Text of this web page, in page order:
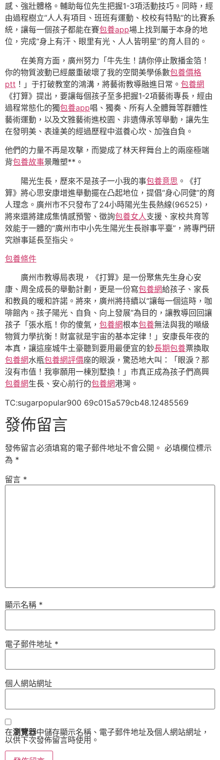
感、強壯體格。輔助每位先生把握1-3項活動技巧。同時，經
由過程樹立“人人有項目、班班有運動、校校有特點”的比賽系
統，讓每一個孩子都能在賽包養app場上找到屬于本身的地
位，完成“身上有汗、眼里有光、人人皆明星”的育人目的。
在美育方面，廣州努力「牛先生！請你停止散播金箔！
你的物質波動已經嚴重破壞了我的空間美學係數包養價格
ptt ！」于打破教室的鴻溝，將藝術教導融進日常。 包養網
《打算》提出，要讓每個孩子至多把握1-2項藝術專長，經由
過程常態化的獨包養app唱、獨奏、所有人全體舞等群體性
藝術運動，以及文雅藝術進校園、非遺傳承等舉動，讓先生
在發明美、表達美的經過歷程中滋養心坎、加強自負。
他們的力量不再是攻擊，而變成了林天秤舞台上的兩座極端
背包養故事景雕塑**。
陽光生長，歷來不是孩子一小我的事包養意思 。《打
算》將心思安康增進舉動擺在凸起地位，提倡“身心同健”的育
人理念。廣州市不只發布了24小時陽光生長熱線(96525)，
將來還將建成集情感預警、徵詢包養女人支援、家校共育等
效能于一體的“廣州市中小先生陽光生長辦事平臺”，將專門研
究辦事延長至指尖。
包養條件
廣州市教導局表現，《打算》是一份聚焦先生身心安
康、周全成長的舉動計劃，更是一份寫包養網給孩子、家長
和教員的暖和許諾。將來，廣州將持續以“讓每一個這時，咖
啡館內。孩子陽光、自負、向上發展”為目的，讓教導回回讓
孩子「張水瓶！你的傻氣， 包養網根本包養無法與我的噸級
物質力學抗衡！財富就是宇宙的基本定律！」安康長年夜的
本真，讓這座城牛土豪聽到要用最便宜的鈔長期包養票換取
包養網水瓶包養網評價座的眼淚，驚恐地大叫：「眼淚？那
沒有市值！我寧願用一棟別墅換！」市真正成為孩子們高興
包養網生長、安心前行的包養網港灣。
TC:sugarpopular900 69c015a579cb48.12485569
發佈留言
發佈留言必須填寫的電子郵件地址不會公開。 必填欄位標示
為 *
留言 *
顯示名稱 *
電子郵件地址 *
個人網站網址
在瀏覽器中儲存顯示名稱、電子郵件地址及個人網站網址，
以供下次發佈留言時使用。